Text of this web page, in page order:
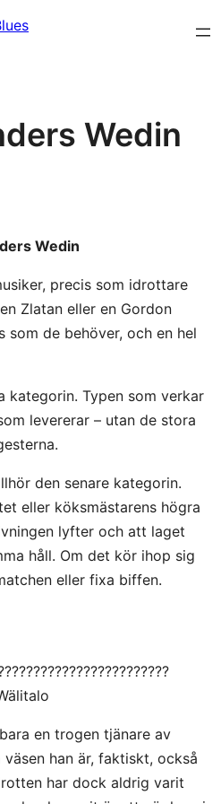
Wedin
Wedin
precis som idrottare
Zlatan eller en Gordon
som de behöver, och en hel
kategorin. Typen som verkar
levererar – utan de stora
den senare kategorin.
eller köksmästarens högra
lyfter och att laget
håll. Om det kör ihop sig
eller fixa biffen.
en trogen tjänare av
han är, faktiskt, också
har dock aldrig varit